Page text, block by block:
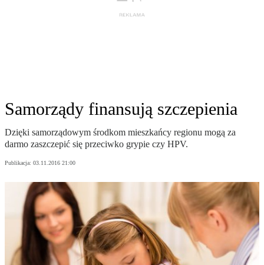
Samorządy finansują szczepienia
Dzięki samorządowym środkom mieszkańcy regionu mogą za
darmo zaszczepić się przeciwko grypie czy HPV.
Publikacja: 03.11.2016 21:00